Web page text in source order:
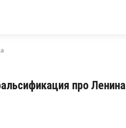
про Ленина